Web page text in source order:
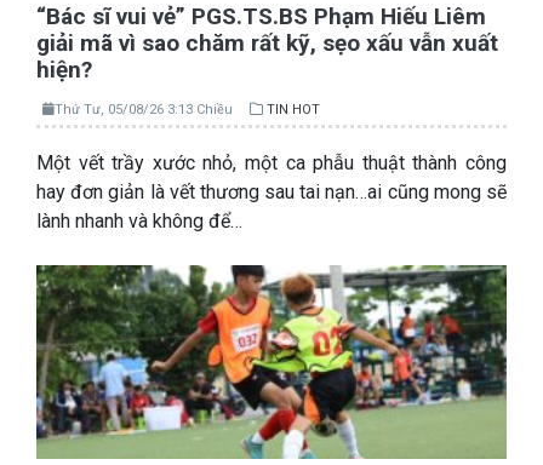
“Bác sĩ vui vẻ” PGS.TS.BS Phạm Hiếu Liêm
giải mã vì sao chăm rất kỹ, sẹo xấu vẫn xuất
hiện?
Thứ Tư, 05/08/26 3:13 Chiều TIN HOT
Một vết trầy xước nhỏ, một ca phẫu thuật thành công
hay đơn giản là vết thương sau tai nạn…ai cũng mong sẽ
lành nhanh và không để…